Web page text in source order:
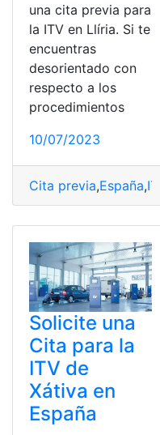
una cita previa para
la ITV en Llíria. Si te
encuentras
desorientado con
respecto a los
procedimientos
10/07/2023
Cita previa,España,ITV
Solicite una
Cita para la
ITV de
Xátiva en
España